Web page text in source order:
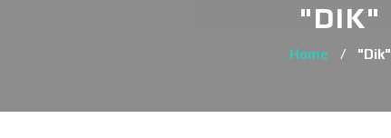
"DIK"
Home / "Dik"